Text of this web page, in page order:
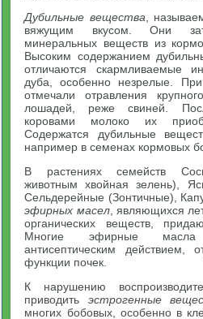
Дубильные вещества ,
вяжущим вкусом. Они
минеральных веществ из
Высоким содержанием
отличаются скармливаемые
дуба, особенно незрелые.
отмечали отравления
лошадей, реже свиней.
коровами молоко их
Содержатся дубильные
например в семенах кормовых
В растениях семейств
животным хвойная зелень),
Сельдерейные (Зонтичные),
эфирных масел, являющихся
органических веществ,
Многие эфирные
антисептическим действием,
функции почек.
К нарушению
приводить эстрогенные
многих бобовых, особенно в